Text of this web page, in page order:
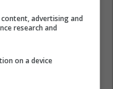
advertising and
research and
on a device